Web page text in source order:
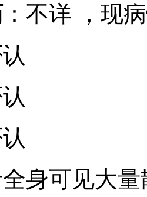
：不详 ，现
身可见大